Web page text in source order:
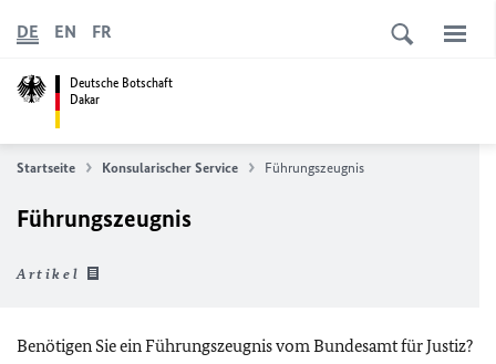
Deutsche Botschaft
Dakar
DE EN FR
Startseite Konsularischer Service Führungszeugnis
Führungszeugnis
Artikel
Benötigen Sie ein Führungszeugnis vom Bundesamt für Justiz?